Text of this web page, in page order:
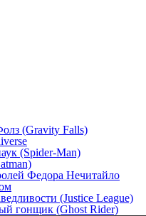
(Gravity Falls)
(Spider-Man)
Федора Нечитайло
(Justice League)
гонщик (Ghost Rider)